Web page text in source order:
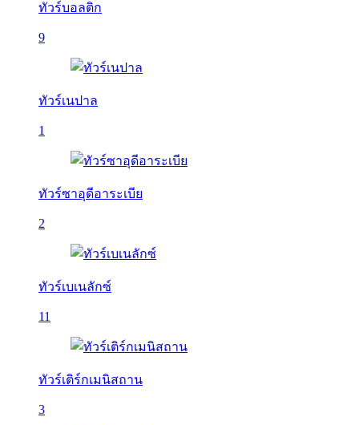
ทัวร์บอลติก
9
ทัวร์เนปาล
1
ทัวร์ซาอุดีอาระเบีย
2
ทัวร์เบเนลักซ์
11
ทัวร์เติร์กเมนิสถาน
3